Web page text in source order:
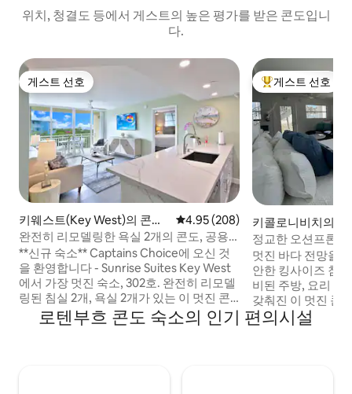
위치, 청결도 등에서 게스트의 높은 평가를 받은 콘도입니
다.
게스트 선호
게스트 선호
키웨스트(Key West)의 콘도
미니엄
평점 4.95점(5점 만점), 후기 208
4.95 (208)
완전히 리모델링한 욕실 2개의 콘도, 공용
수영장 있음!
**신규 숙소** Captains Choice에 오신 것
을 환영합니다 - Sunrise Suites Key West
에서 가장 멋진 숙소, 302호. 완전히 리모델
링된 침실 2개, 욕실 2개가 있는 이 멋진 콘
도 "캡틴스 초이스"에 숙소를 예약하면 열
대 바람, 일몰 전망, 키웨스트의 매력이 여러
상위 게스트 선호
게스트 선호
키콜로니비치의
정교한 오션프론
비치
멋진 바다 전망을
안한 킹사이즈 침
비된 주방, 요리 및
갖춰진 이 멋진 콘
마련되어 있습니다. 빠르고 무료이며 안
적인 와이파이와
로텐부흐 콘도 숙소의 인기 편의시설